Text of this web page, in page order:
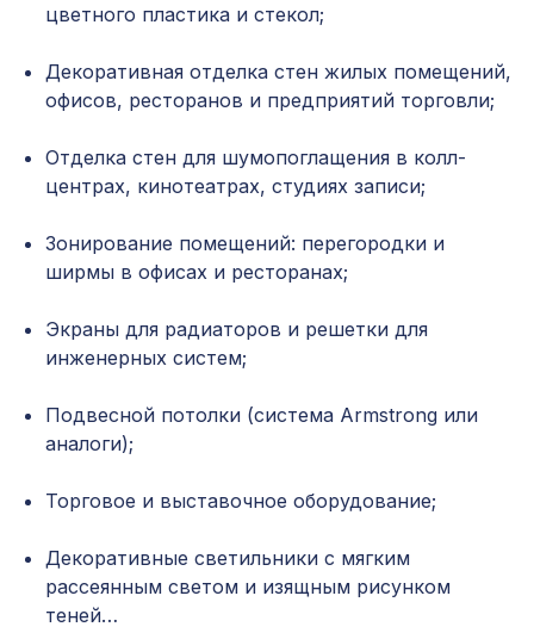
Натуральные обои Cosca Traditional
Профиль стыковочный, зеленая
257 ₽
Джутовые обои Cosca Арабеско
Венто, 0,91 x 5,5 м
Экран для радиатора, МОДЕРН,
рамка 1200х600мм, перфорация
КВАДРО 10-20, белый
Перфорированная панель
КРИСТАЛЛ, 2800х1250мм, ХДФ, клён
Перфорированная панель ИНДИЯ,
2070х930мм, ХДФ, венге
3507 ₽
Prints L5058, 0,91 x 6,2 м
1400х780мм, ХДФ, белая
Воск мягкий "Клён мэдисон" в
цветного пластика и стекол;
Декоративная отделка стен жилых помещений,
офисов, ресторанов и предприятий торговли;
Отделка стен для шумопоглащения в колл-
центрах, кинотеатрах, студиях записи;
Зонирование помещений: перегородки и
ширмы в офисах и ресторанах;
Экраны для радиаторов и решетки для
инженерных систем;
Подвесной потолки (система Armstrong или
аналоги);
Торговое и выставочное оборудование;
Декоративные светильники с мягким
рассеянным светом и изящным рисунком
теней…